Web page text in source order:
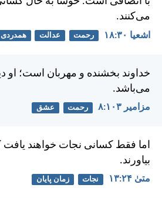
می‌كنند.
اشعيا ۳۰:‏۱۸ رحمت عدالت همدردی
خداوند بخشنده و مهربان است؛
می‌باشد.
مزامير ۱۰۳:‏۸ رحمت عشق
اما فقط كسانی نجات خواهند يافت
بياورند.
متی‌ٰ ۲۴:‏۱۳ نجات زمان پایان